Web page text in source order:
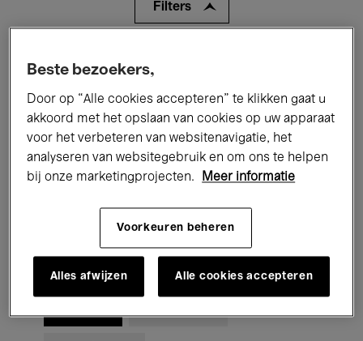
Filters
Tentoonstellingen Films
Performances Lezingen & Debatten
Jazz Klassieke Muziek Global Music
Elektronische Muziek
Voor iedereen Kids’ Palace
Beste bezoekers,
Door op “Alle cookies accepteren” te klikken gaat u
akkoord met het opslaan van cookies op uw apparaat
voor het verbeteren van websitenavigatie, het
analyseren van websitegebruik en om ons te helpen
bij onze marketingprojecten.
Meer informatie
Voorkeuren beheren
Alles afwijzen Alle cookies accepteren